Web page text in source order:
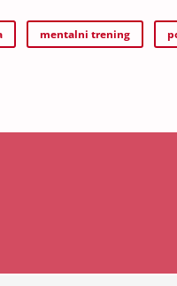
mentalni trening